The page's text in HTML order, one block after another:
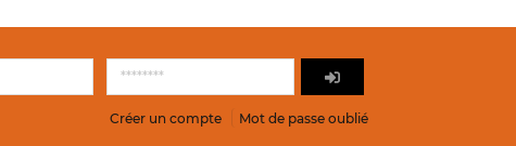
Créer un compte Mot de passe oublié